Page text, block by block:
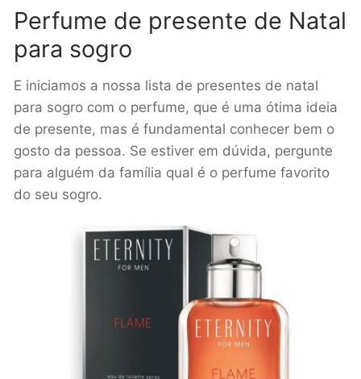
Perfume de presente de Natal
para sogro
E iniciamos a nossa lista de presentes de natal
para sogro com o perfume, que é uma ótima ideia
de presente, mas é fundamental conhecer bem o
gosto da pessoa. Se estiver em dúvida, pergunte
para alguém da família qual é o perfume favorito
do seu sogro.